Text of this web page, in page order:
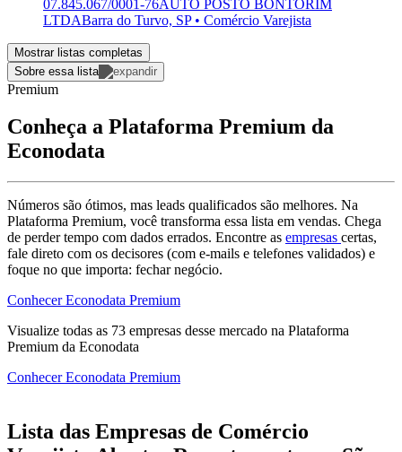
07.845.067/0001-76AUTO POSTO BONTORIM
LTDABarra do Turvo, SP • Comércio Varejista
Mostrar listas completas
Sobre essa lista
Premium
Conheça a Plataforma Premium da
Econodata
Números são ótimos, mas leads qualificados são melhores. Na
Plataforma Premium, você transforma essa lista em vendas. Chega
de perder tempo com dados errados. Encontre as empresas certas,
fale direto com os decisores (com e-mails e telefones validados) e
foque no que importa: fechar negócio.
Conhecer Econodata Premium
Visualize todas as 73 empresas desse mercado na Plataforma
Premium da Econodata
Conhecer Econodata Premium
Lista das Empresas de Comércio